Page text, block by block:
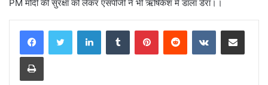
PM मोदी की सुरक्षा को लेकर एसपीजी ने भी ऋषिकेश में डाला डेरा।।
LinkedInTumblr PinterestReddit VKontakteShare via Email
Print